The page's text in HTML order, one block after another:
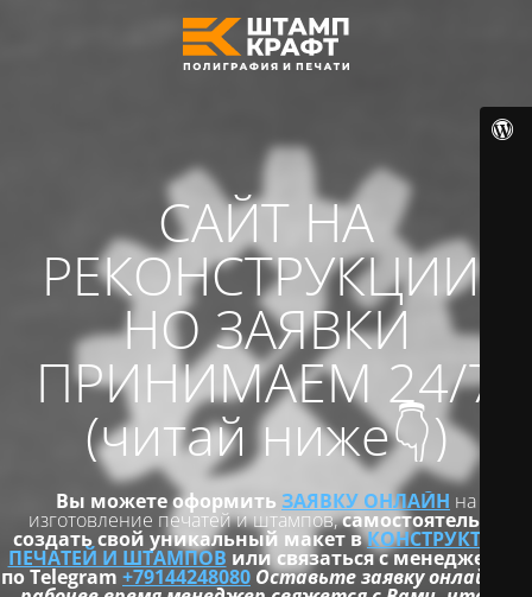
САЙТ НА
РЕКОНСТРУКЦИИ,
НО ЗАЯВКИ
ПРИНИМАЕМ 24/7
(читай ниже👇)
Вы можете оформить ЗАЯВКУ ОНЛАЙН на
изготовление печатей и штампов,самостоятельно
создать свой уникальный макет вКОНСТРУКТОРЕ
ПЕЧАТЕЙ И ШТАМПОВ или связаться с менеджером
по Telegram+79144248080 Оставьте заявку онлайн и в